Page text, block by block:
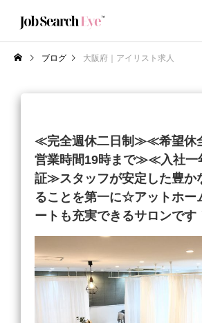
ブログ 大阪府｜アイリスト求人
≪完全週休二日制≫≪希望
営業時間19時まで≫≪入社一
証≫スタッフが安定した豊か
ることを第一に☆アットホー
ートも充実できるサロンです